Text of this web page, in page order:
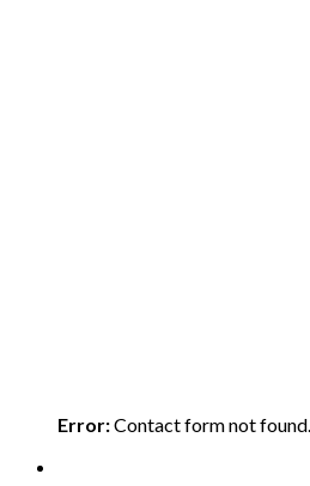
Error:Contact form not found.